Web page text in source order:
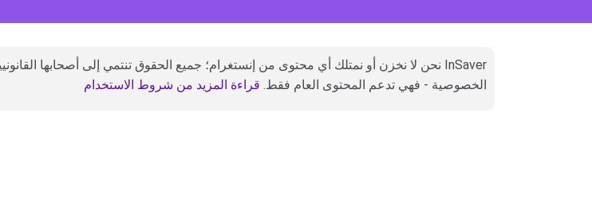
الخصوصية - فهي تدعم المحتوى العام فقط. قراءة المزيد من شروط الاستخدام